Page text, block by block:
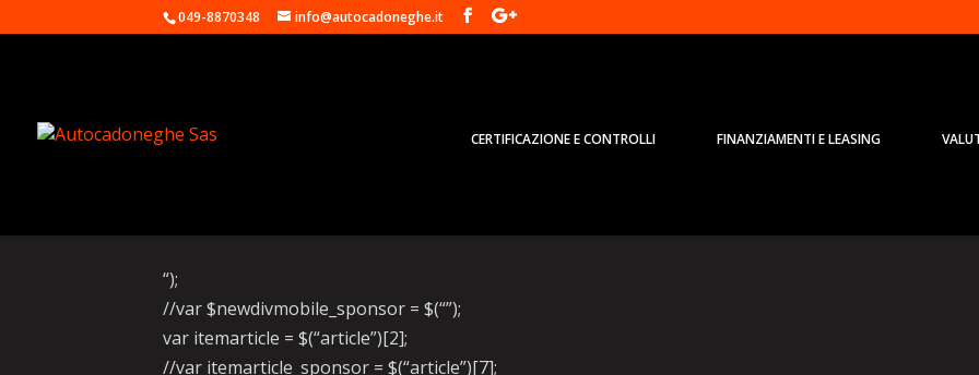
049-8870348 info@autocadoneghe.it
CERTIFICAZIONE E CONTROLLI FINANZIAMENTI E LEASING
“);
//var $newdivmobile_sponsor = $(“”);
var itemarticle = $(“article”)[2];
//var itemarticle_sponsor = $(“article”)[7];